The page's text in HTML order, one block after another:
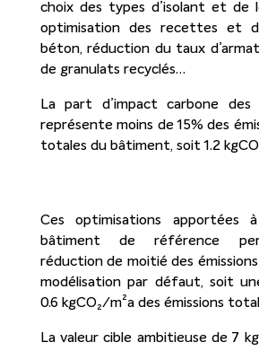
choix des types d’isolant et de
optimisation des recettes et
béton, réduction du taux
de granulats recyclés…
La part d’impact carbone des
représente moins de 15% des
totales du bâtiment, soit 1.2
Ces optimisations apportées
bâtiment de référence
réduction de moitié des
modélisation par défaut, soit
0.6 kgCO₂/m²a des émissions
La valeur cible ambitieuse de 7